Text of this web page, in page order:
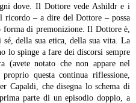
dove. Il Dottore vede Ashildr e i
ricordo – a dire del Dottore – possa
forma di premonizione. Il Dottore è,
della sua etica, della sua vita. La
lo spinge a fare dei discorsi sempre
(avete notato che non appare nel
questa continua riflessione,
Capaldi, che disegna lo schema di
parte di un episodio doppio, a